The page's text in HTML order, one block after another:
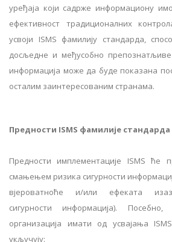
уређаја који садрже информациону
ефективност традиционалних
усвоји ISMS фамилију стандарда,
досљедне и међусобно препознатљиве
информација може да буде показана
осталим заинтересованим странама.
Предности ISMS фамилије стандарда
Предности имплементације ISMS ће
смањењем ризика сигурности
вјероватноће и/или ефеката
сигурности информација).
организација имати од усвајања
укључују: